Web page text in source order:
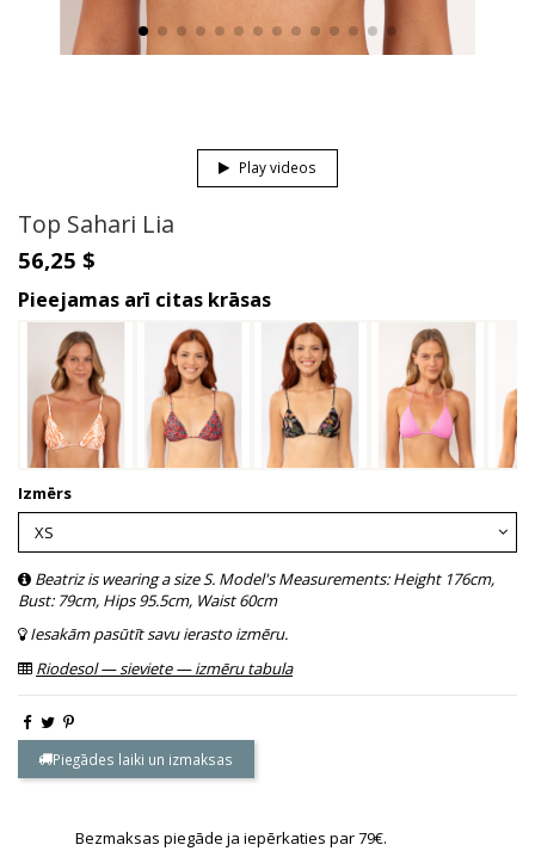
Play videos
Top Sahari Lia
56,25 $
Pieejamas arī citas krāsas
Izmērs
Beatriz is wearing a size S. Model's Measurements: Height 176cm,
Bust: 79cm, Hips 95.5cm, Waist 60cm
Iesakām pasūtīt savu ierasto izmēru.
Riodesol — sieviete — izmēru tabula
Piegādes laiki un izmaksas
Bezmaksas piegāde ja iepērkaties par 79€.